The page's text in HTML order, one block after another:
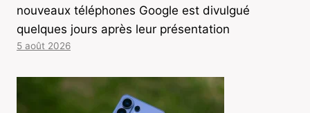
nouveaux téléphones Google est divulgué
quelques jours après leur présentation
5 août 2026